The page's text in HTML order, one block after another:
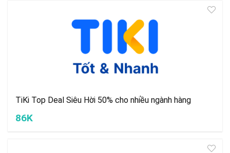
TiKi Top Deal Siêu Hời 50% cho nhiều ngành hàng
86K